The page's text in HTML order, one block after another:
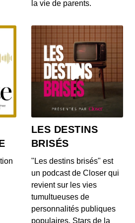
Rover et le Range Rover Sport s’offrent
nouveautés ! On en parle dans...
L'actu auto du 17 juillet 2020
- IL Y A 6 ANS
de ce vendredi 17 juillet : la découverte
Formentor, la présentation de...
L'actu auto du 16 juillet 2020
- IL Y A 6 ANS
du JT du jour : la Mercedes-AMG GT
Series, la Porsche 911 Turbo et le Ford...
L'actu auto du 15 juillet 2020
- IL Y A 6 ANS
la vie de parents.
LES DESTINS
BRISÉS
"Les destins brisés" est
un podcast de Closer qui
revient sur les vies
tumultueuses de
personnalités publiques
populaires. Stars de la